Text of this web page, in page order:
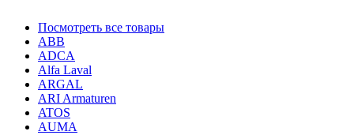
Посмотреть все товары
ABB
ADCA
Alfa Laval
ARGAL
ARI Armaturen
ATOS
AUMA